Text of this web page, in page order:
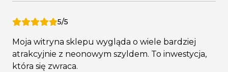
5/5
Moja witryna sklepu wygląda o wiele bardziej
atrakcyjnie z neonowym szyldem. To inwestycja,
która się zwraca.